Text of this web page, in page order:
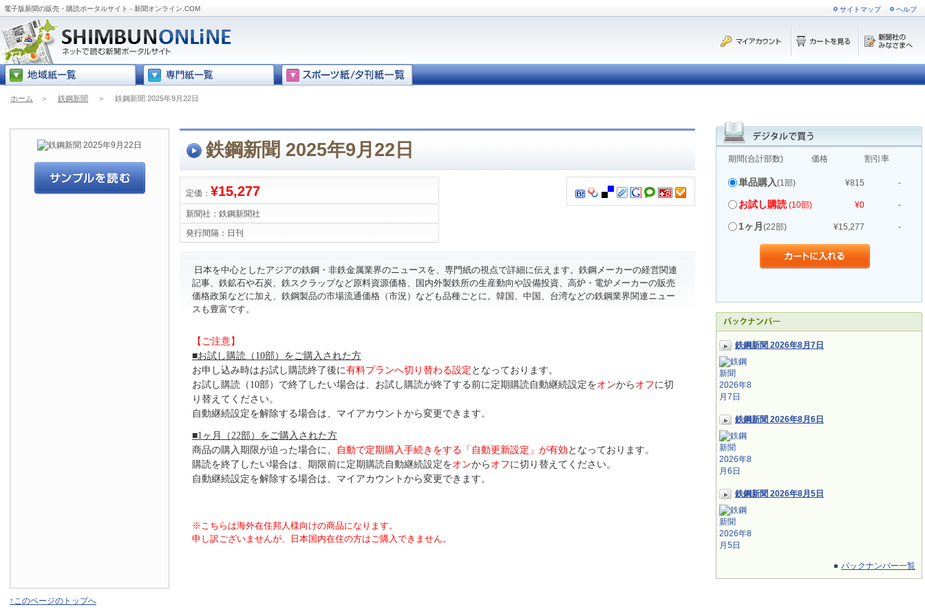
電子版新聞の販売・購読ポータルサイト - 新聞オンライン.COM サイトマップ ヘルプ
ホーム ＞ 鉄鋼新聞 ＞ 鉄鋼新聞 2025年9月22日
期間(合計部数) 価格 割引率
単品購入(1部) ¥815 -
お試し購読 (10部) ¥0 -
1ヶ月 (22部) ¥15,277 -
鉄鋼新聞 2026年8月7日
鉄鋼新聞 2026年8月6日
鉄鋼新聞 2026年8月5日
バックナンバー一覧
鉄鋼新聞 2025年9月22日
定価： ¥15,277
新聞社： 鉄鋼新聞社
発行間隔： 日刊
日本を中心としたアジアの鉄鋼・非鉄金属業界のニュースを、専門紙の視点で詳細に伝えます。鉄鋼メーカーの経営関連
記事、鉄鉱石や石炭、鉄スクラップなど原料資源価格、国内外製鉄所の生産動向や設備投資、高炉・電炉メーカーの販売
価格政策などに加え、鉄鋼製品の市場流通価格（市況）なども品種ごとに。韓国、中国、台湾などの鉄鋼業界関連ニュー
スも豊富です。
【ご注意】
■お試し購読（10部）をご購入された方
お申し込み時はお試し購読終了後に有料プランへ切り替わる設定となっております。
お試し購読（10部）で終了したい場合は、お試し購読が終了する前に定期購読自動継続設定をオンからオフに切
り替えてください。
自動継続設定を解除する場合は、マイアカウントから変更できます。
■1ヶ月（22部）をご購入された方
商品の購入期限が迫った場合に、
自動で定期購入手続きをする「自動更新設定」が有効となっております。
購読を終了したい場合は、期限前に定期購読自動継続設定をオンからオフに切り替えてください。
自動継続設定を解除する場合は、マイアカウントから変更できます。
※こちらは海外在住邦人様向けの商品になります。
申し訳ございませんが、日本国内在住の方はご購入できません。
↑このページのトップへ